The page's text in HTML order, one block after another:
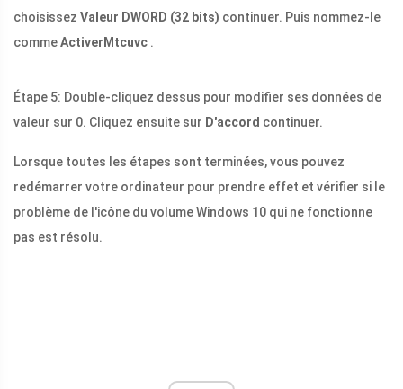
choisissez Valeur DWORD (32 bits) continuer. Puis nommez-le
commeActiverMtcuvc .
Étape 5: Double-cliquez dessus pour modifier ses données de
valeur sur 0. Cliquez ensuite sur D'accord continuer.
Lorsque toutes les étapes sont terminées, vous pouvez
redémarrer votre ordinateur pour prendre effet et vérifier si le
problème de l'icône du volume Windows 10 qui ne fonctionne
pas est résolu.